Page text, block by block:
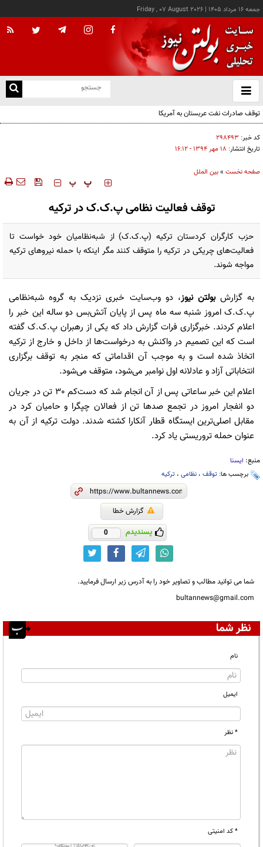
جمعه ۱۶ مرداد ۱۴۰۵ |
Friday , 07 August 2026
باز
و
توقف صادرات نفت عربستان به آمریکا
کد خبر: ۲۹۸۴۹۳
تاریخ انتشار: ۱۸ مهر ۱۳۹۴ - ۱۶:۱۲
صفحه نخست »بین الملل
‍‍‍ پ پ
توقف فعالیت نظامی پ.ک.ک در ترکیه
حزب کارگران کردستان ترکیه (پ.ک.ک) از شبه‌نظامیان خود خواست تا
فعالیت‌های چریکی در ترکیه را متوقف کنند مگر اینکه با حمله نیروهای ترکیه
مواجه شوند.
به گزارشبولتن نیوز، دو وب‌سایت خبری نزدیک به گروه شبه‌نظامی
پ.ک.ک امروز شنبه سه ماه پس از پایان آتش‌بس دو ساله این خبر را
اعلام کردند. خبرگزاری فرات گزارش داد که یکی از رهبران پ.ک.ک گفته
است که این تصمیم در واکنش به درخواست‌ها از داخل و خارج از ترکیه
اتخاذ شده است و به موجب آن اقداماتی که منجر به توقف برگزاری
انتخاباتی آزاد و عادلانه اول نوامبر می‌شود، متوقف می‌شود.
اعلام این خبر ساعاتی پس از آن انجام شد که دست‌کم 30 تن در جریان
دو انفجار امروز در تجمع صدها تن از فعالان چپگرا و حامیان کرد در
مقابل اصلی‌ترین ایستگاه قطار آنکارا کشته شدند. دولت ترکیه از آن به
عنوان حمله تروریستی یاد کرد.
منبع: ایسنا
برچسب ها: توقف ، نظامی ، ترکیه
گزارش خطا
پسندیدم 0
شما می توانید مطالب و تصاویر خود را به آدرس زیر ارسال فرمایید.
bultannews@gmail.com
نظر شما
نام
ایمیل
* نظر
* کد امنیتی